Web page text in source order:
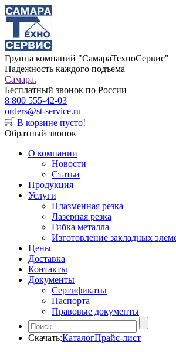
Группа компаний "СамараТехноСервис"
Надежность каждого подъема
Самара.
Бесплатный звонок по России
8 800 555-42-03
orders@st-service.ru
В корзине пусто!
Обратный звонок
О компании
Новости
Статьи
Продукция
Услуги
Плазменная резка
Лазерная резка
Гибка металла
Изготовление закладных
Цены
Доставка
Контакты
Документы
Сертификаты
Паспорта
Правовые документы
Скачать:КаталогПрайс-лист